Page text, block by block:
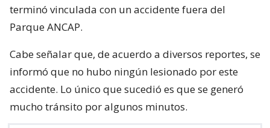
terminó vinculada con un accidente fuera del
Parque ANCAP.
Cabe señalar que, de acuerdo a diversos reportes, se
informó que no hubo ningún lesionado por este
accidente. Lo único que sucedió es que se generó
mucho tránsito por algunos minutos.